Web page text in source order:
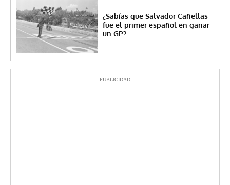
¿Sabías que Salvador Cañellas
fue el primer español en ganar
un GP?
PUBLICIDAD